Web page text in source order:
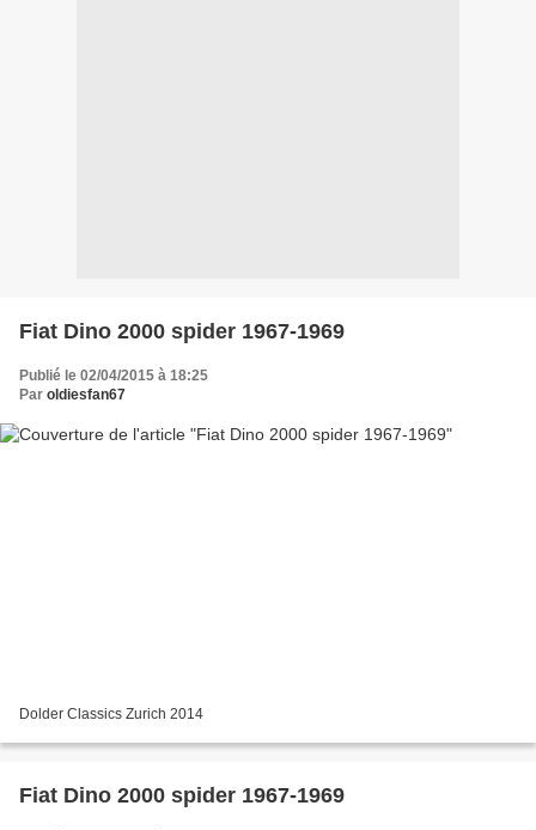
Fiat Dino 2000 spider 1967-1969
Publié le 02/04/2015 à 18:25
Par oldiesfan67
Dolder Classics Zurich 2014
Fiat Dino 2000 spider 1967-1969